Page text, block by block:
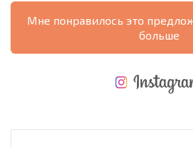
Мне понравилось это
больше